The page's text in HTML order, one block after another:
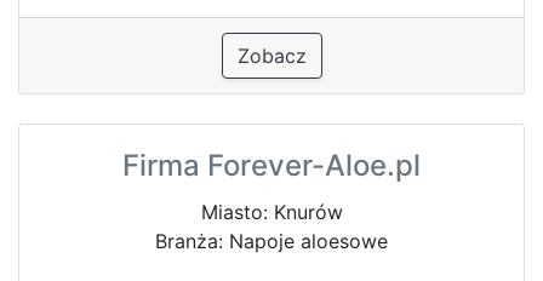
Zobacz
Firma Forever-Aloe.pl
Miasto: Knurów
Branża: Napoje aloesowe